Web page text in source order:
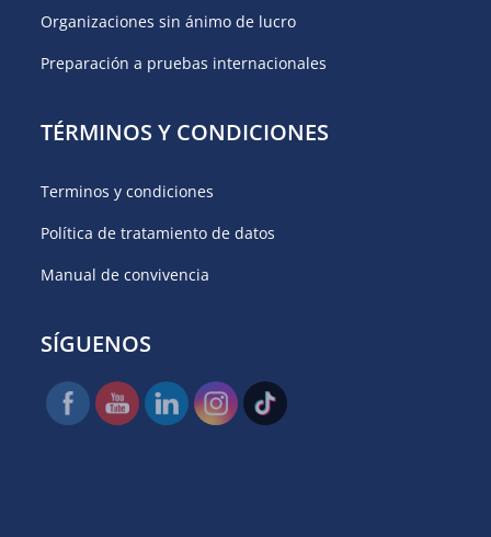
Organizaciones sin ánimo de lucro
Preparación a pruebas internacionales
TÉRMINOS Y CONDICIONES
Terminos y condiciones
Política de tratamiento de datos
Manual de convivencia
SÍGUENOS